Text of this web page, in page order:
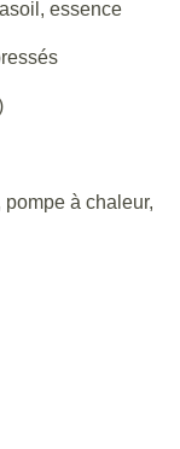
essence
à chaleur,